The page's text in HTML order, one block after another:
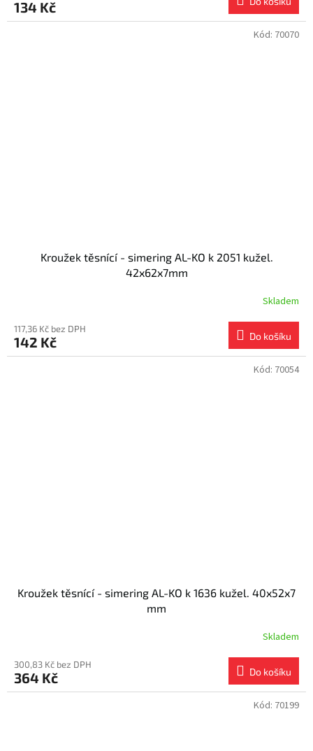
134 Kč
Kroužek těsnící - simering AL-KO k 2051 kužel.
42x62x7mm
Skladem
117,36 Kč bez DPH
142 Kč Do košíku
Kód: 70070
Kroužek těsnící - simering AL-KO k 1636 kužel. 40x52x7
mm
Skladem
300,83 Kč bez DPH
364 Kč Do košíku
Kód: 70054
Kód: 70199